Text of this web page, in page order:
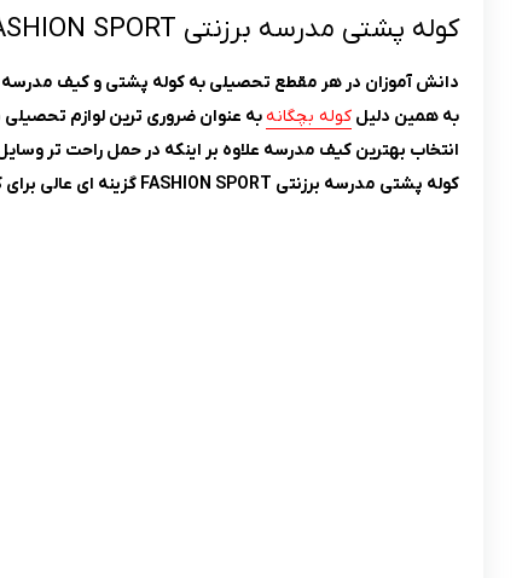
کوله پشتی مدرسه برزنتی FASHION SPORT
دانش آموزان در هر مقطع تحصیلی به کوله پشتی و کیف مدرسه
به همین دلیل کوله بچگانهبه عنوان ضروری ترین لوازم
انتخاب بهترین کیف مدرسه علاوه بر اینکه در حمل راحت تر
کوله پشتی مدرسه برزنتی FASHION SPORT گزینه ای عالی برای کسانی است که به دنبال یک کوله جادار و بادوام برای کودک خود هستند.